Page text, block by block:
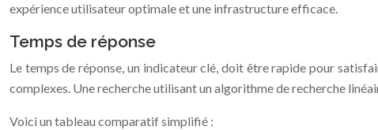
expérience utilisateur optimale et une infrastructure efficace.
Temps de réponse
Le temps de réponse, un indicateur clé, doit être rapide pour
complexes. Une recherche utilisant un algorithme de recherche
Voici un tableau comparatif simplifié :